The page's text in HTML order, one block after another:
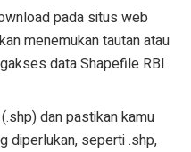
pada situs web
menemukan tautan atau
data Shapefile RBI
dan pastikan kamu
diperlukan, seperti .shp,